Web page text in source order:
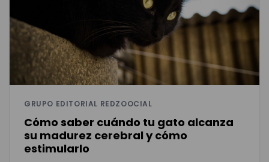
GRUPO EDITORIAL REDZOOCIAL
Cómo saber cuándo tu gato alcanza
su madurez cerebral y cómo
estimularlo